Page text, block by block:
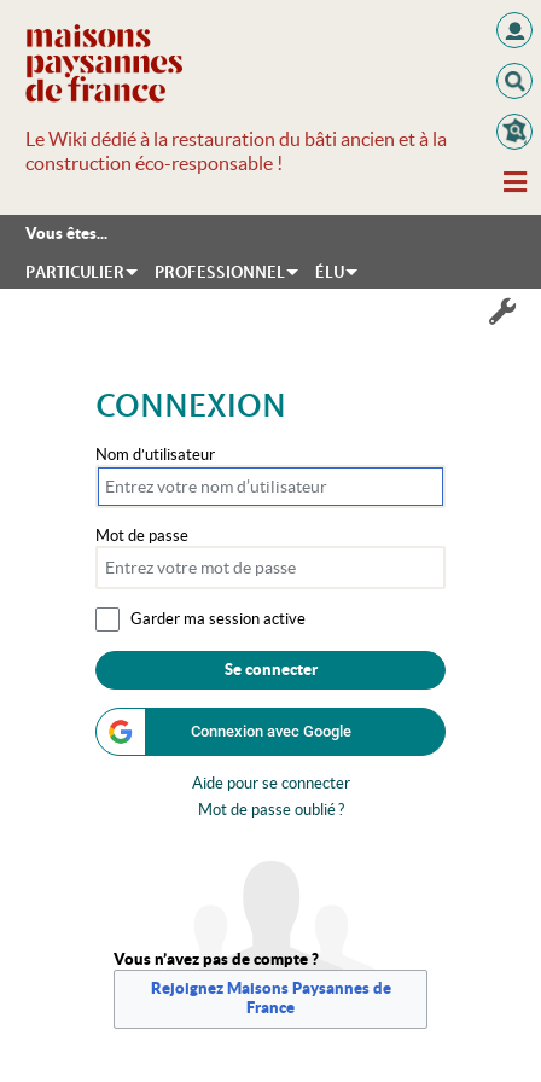
Le Wiki dédié à la restauration du bâti ancien et à la
construction éco-responsable !
Vous êtes...
PARTICULIER PROFESSIONNEL ÉLU
CONNEXION
Nom d’utilisateur
Mot de passe
Garder ma session active
Se connecter
Connexion avec Google
Aide pour se connecter
Mot de passe oublié ?
Vous n’avez pas de compte ?
Rejoignez Maisons Paysannes de
France